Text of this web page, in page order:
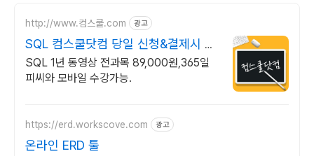
http://www.컴스쿨.com 광고
SQL 컴스쿨닷컴 당일 신청&결제시 기
프티콘!
SQL 1년 동영상 전과목 89,000원,365일
피씨와 모바일 수강가능.
https://erd.workscove.com 광고
온라인 ERD 툴